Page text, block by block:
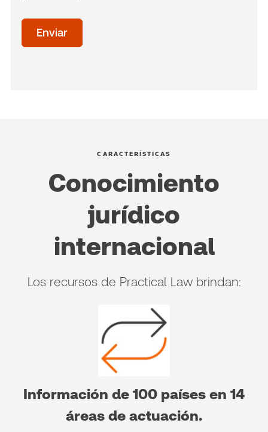
of
(Optional)
Enviar
CARACTERÍSTICAS
Conocimiento
jurídico
internacional
Los recursos de Practical Law brindan:
Información de 100 países en 14
áreas de actuación.